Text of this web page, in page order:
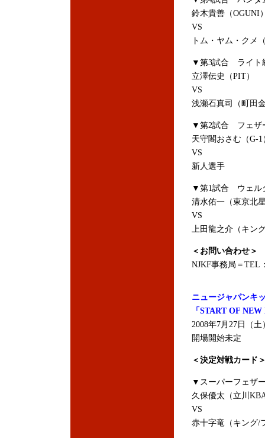
鈴木貴善（OGUNI
VS
トム・ヤム・クメ
▼第3試合 ライト
立澤伝史（PIT）
VS
浅瀬石真司（町田
▼第2試合 フェザ
天守閣おさむ（G-1
VS
新人選手
▼第1試合 ウェル
清水佑一（東京北
VS
上田龍之介（キン
＜お問い合わせ＞
NJKF事務局＝TEL
ニュージャパンキ
「START OF
2008年7月27日（
開場開始未定
＜決定対戦カード
▼スーパーフェザ
久保優太（立川
VS
赤十字竜（キング/